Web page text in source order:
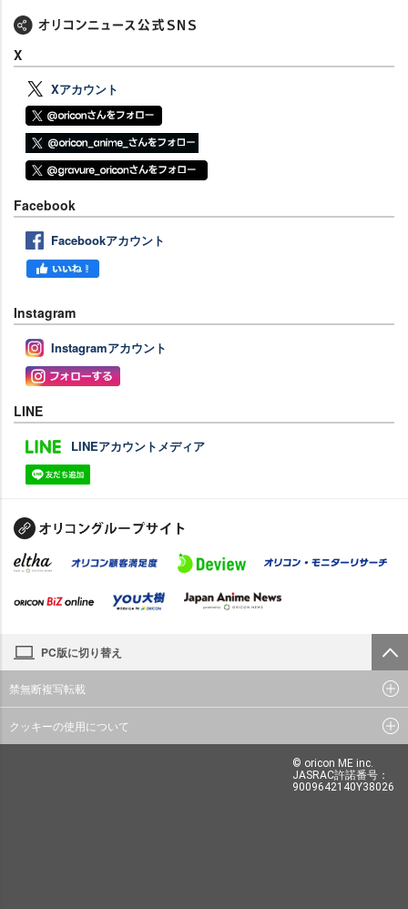
X
Xアカウント
Facebook
Facebookアカウント
Instagram
Instagramアカウント
LINE
LINEアカウントメディア
PC版に切り替え
禁無断複写転載
クッキーの使用について
© oricon ME inc.
JASRAC許諾番号：
9009642140Y38026